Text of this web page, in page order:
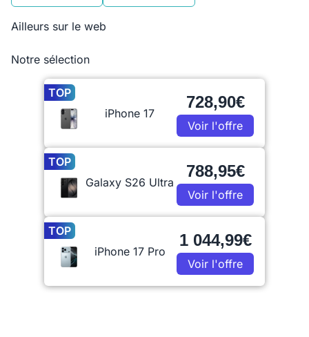
Ailleurs sur le web
Notre sélection
TOP
iPhone 17
728,90€
Voir l'offre
TOP
Galaxy S26 Ultra
788,95€
Voir l'offre
TOP
iPhone 17 Pro
1 044,99€
Voir l'offre